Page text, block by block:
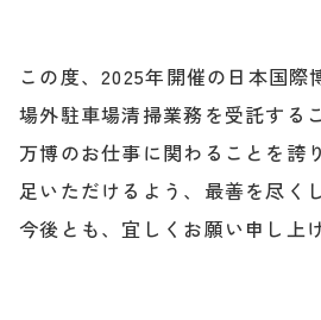
この度、2025年開催の日本国
場外駐車場清掃業務を受託する
万博のお仕事に関わることを誇
足いただけるよう、最善を尽く
今後とも、宜しくお願い申し上